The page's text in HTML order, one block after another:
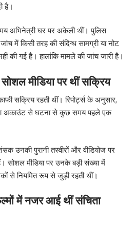
है।
अभिनेत्री घर पर अकेली थीं। पुलिस
में किसी तरह की संदिग्ध सामग्री या नोट
की गई है। हालांकि मामले की जांच जारी है।
मीडिया पर थीं सक्रिय
सक्रिय रहती थीं। रिपोर्ट्स के अनुसार,
अकाउंट से घटना से कुछ समय पहले एक
उनकी पुरानी तस्वीरों और वीडियोज पर
सोशल मीडिया पर उनके बड़ी संख्या में
से नियमित रूप से जुड़ी रहती थीं।
में नजर आई थीं संचिता